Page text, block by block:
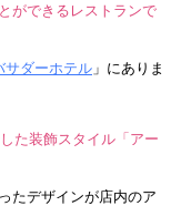
ができるレストランで
サダーホテル 」にありま
た装飾スタイル「アー
たデザインが店内のア